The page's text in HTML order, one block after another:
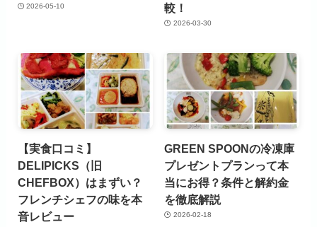
2026-05-10
較！
2026-03-30
【実食口コミ】
DELIPICKS（旧
CHEFBOX）はまずい？
フレンチシェフの味を本
音レビュー
GREEN SPOONの冷凍庫
プレゼントプランって本
当にお得？条件と解約金
を徹底解説
2026-02-18